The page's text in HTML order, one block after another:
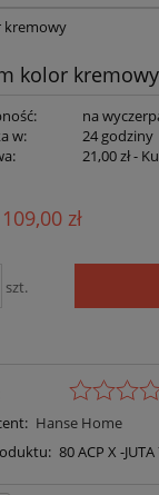
kremowy
kolor kremowy
na
w:
24 godziny
21,00 zł-
109,00 zł
szt.
Hanse Home
80 ACP X -JUTA